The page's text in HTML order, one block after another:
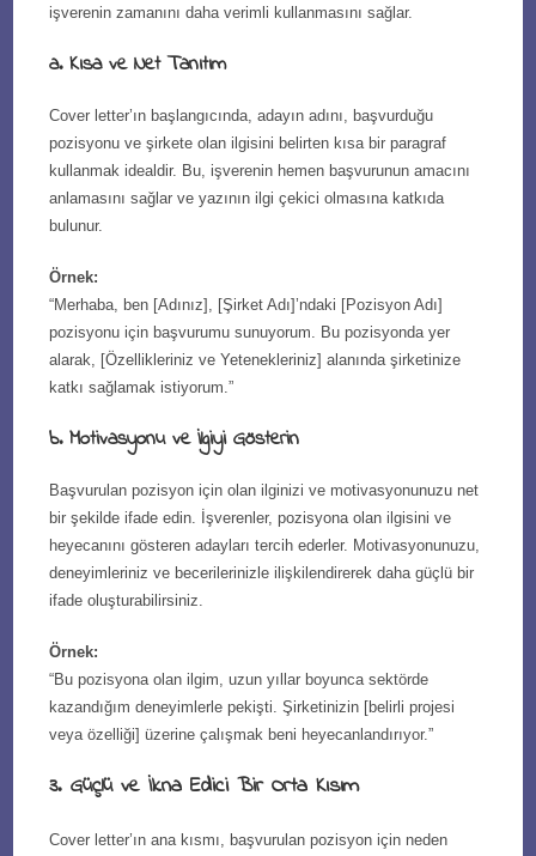
işverenin zamanını daha verimli kullanmasını sağlar.
a. Kısa ve Net Tanıtım
Cover letter’ın başlangıcında, adayın adını, başvurduğu
pozisyonu ve şirkete olan ilgisini belirten kısa bir paragraf
kullanmak idealdir. Bu, işverenin hemen başvurunun amacını
anlamasını sağlar ve yazının ilgi çekici olmasına katkıda
bulunur.
Örnek:
“Merhaba, ben [Adınız], [Şirket Adı]’ndaki [Pozisyon Adı]
pozisyonu için başvurumu sunuyorum. Bu pozisyonda yer
alarak, [Özellikleriniz ve Yetenekleriniz] alanında şirketinize
katkı sağlamak istiyorum.”
b. Motivasyonu ve İlgiyi Gösterin
Başvurulan pozisyon için olan ilginizi ve motivasyonunuzu net
bir şekilde ifade edin. İşverenler, pozisyona olan ilgisini ve
heyecanını gösteren adayları tercih ederler. Motivasyonunuzu,
deneyimleriniz ve becerilerinizle ilişkilendirerek daha güçlü bir
ifade oluşturabilirsiniz.
Örnek:
“Bu pozisyona olan ilgim, uzun yıllar boyunca sektörde
kazandığım deneyimlerle pekişti. Şirketinizin [belirli projesi
veya özelliği] üzerine çalışmak beni heyecanlandırıyor.”
3. Güçlü ve İkna Edici Bir Orta Kısım
Cover letter’ın ana kısmı, başvurulan pozisyon için neden